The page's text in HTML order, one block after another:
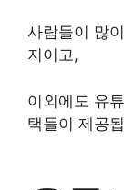
사람들이 많
지이고,
이외에도 유
택들이 제공